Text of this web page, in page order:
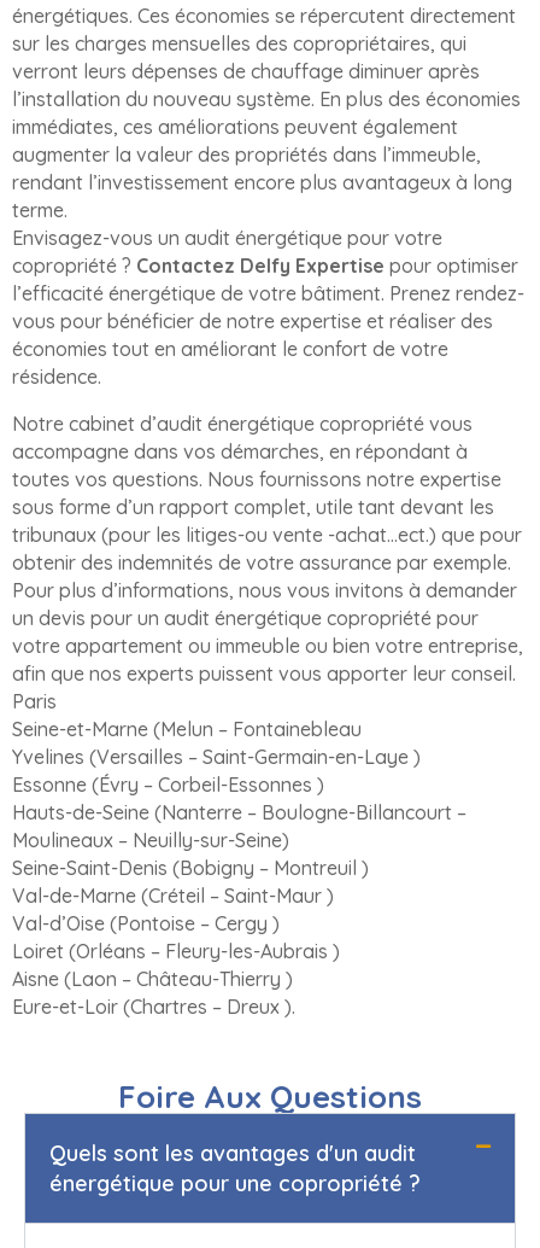
énergétiques. Ces économies se répercutent directement
sur les charges mensuelles des copropriétaires, qui
verront leurs dépenses de chauffage diminuer après
l’installation du nouveau système. En plus des économies
immédiates, ces améliorations peuvent également
augmenter la valeur des propriétés dans l’immeuble,
rendant l’investissement encore plus avantageux à long
terme.
Envisagez-vous un audit énergétique pour votre
copropriété ? Contactez Delfy Expertise pour optimiser
l’efficacité énergétique de votre bâtiment. Prenez rendez-
vous pour bénéficier de notre expertise et réaliser des
économies tout en améliorant le confort de votre
résidence.
Notre cabinet d’audit énergétique copropriété vous
accompagne dans vos démarches, en répondant à
toutes vos questions. Nous fournissons notre expertise
sous forme d’un rapport complet, utile tant devant les
tribunaux (pour les litiges-ou vente -achat…ect.) que pour
obtenir des indemnités de votre assurance par exemple.
Pour plus d’informations, nous vous invitons à demander
un devis pour un audit énergétique copropriété pour
votre appartement ou immeuble ou bien votre entreprise,
afin que nos experts puissent vous apporter leur conseil.
Paris
Seine-et-Marne (Melun – Fontainebleau
Yvelines (Versailles – Saint-Germain-en-Laye )
Essonne (Évry – Corbeil-Essonnes )
Hauts-de-Seine (Nanterre – Boulogne-Billancourt –
Moulineaux – Neuilly-sur-Seine)
Seine-Saint-Denis (Bobigny – Montreuil )
Val-de-Marne (Créteil – Saint-Maur )
Val-d’Oise (Pontoise – Cergy )
Loiret (Orléans – Fleury-les-Aubrais )
Aisne (Laon – Château-Thierry )
Eure-et-Loir (Chartres – Dreux ).
Foire Aux Questions
Quels sont les avantages d'un audit
énergétique pour une copropriété ?